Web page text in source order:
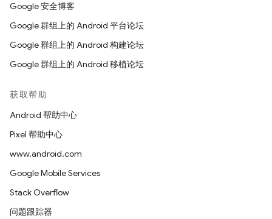
Google 安全博客
Google 群组上的 Android 平台论坛
Google 群组上的 Android 构建论坛
Google 群组上的 Android 移植论坛
获取帮助
Android 帮助中心
Pixel 帮助中心
www.android.com
Google Mobile Services
Stack Overflow
问题跟踪器